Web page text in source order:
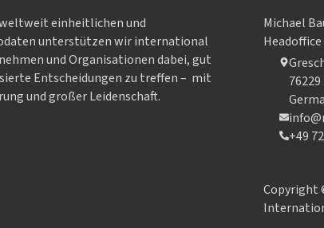
einheitlichen und
un­ter­stüt­zen wir in­ter­na­tional
und Or­ga­nisa­tionen dabei, gut
Entscheidungen zu treffen – mit
und großer Leidenschaft.
Michael
Headoffice
+49
Copyright